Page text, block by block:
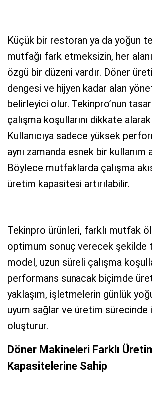
Küçük bir restoran ya da yoğun
mutfağı fark etmeksizin, her
özgü bir düzeni vardır. Döner
dengesi ve hijyen kadar alan
belirleyici olur. Tekinpro’nun
çalışma koşullarını dikkate
Kullanıcıya sadece yüksek
aynı zamanda esnek bir kullanım
Böylece mutfaklarda çalışma
üretim kapasitesi artırılabilir.
Tekinpro ürünleri, farklı mutfak
optimum sonuç verecek şekilde
model, uzun süreli çalışma
performans sunacak biçimde
yaklaşım, işletmelerin günlük
uyum sağlar ve üretim sürecinde
oluşturur.
Döner Makineleri Farklı
Kapasitelerine Sahip